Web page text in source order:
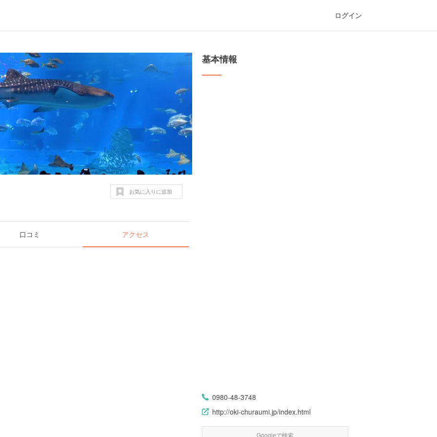
ログイン
お気に入りに追加
口コミ アクセス
基本情報
0980-48-3748
http://oki-churaumi.jp/index.html
Googleで検索